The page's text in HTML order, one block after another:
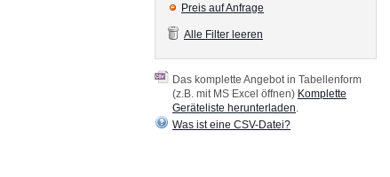
Preis auf Anfrage
Alle Filter leeren
Das komplette Angebot in Tabellenform
(z.B. mit MS Excel öffnen) Komplette
Geräteliste herunterladen
Was ist eine CSV-Datei?